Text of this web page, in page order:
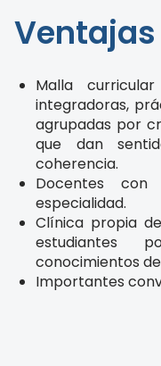
Malla
integradoras,
agrupadas por
que dan
coherencia.
Docentes
especialidad.
Clínica propia
estudiantes
conocimientos
Importantes